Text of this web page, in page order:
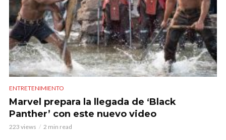
ENTRETENIMIENTO
Marvel prepara la llegada de ‘Black
Panther’ con este nuevo video
223 views 2 min read